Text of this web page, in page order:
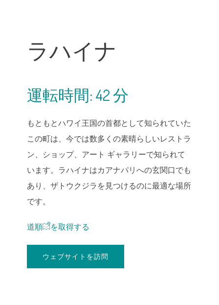
ラハイナ
運転時間: 42 分
もともとハワイ王国の首都として知られていた
この町は、今では数多くの素晴らしいレストラ
ン、ショップ、アート ギャラリーで知られて
います。ラハイナはカアナパリへの玄関口でも
あり、ザトウクジラを見つけるのに最適な場所
です。
道順 を取得する
ウェブサイトを訪問